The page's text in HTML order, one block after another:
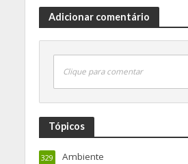
Adicionar comentário
Clique para comentar
Tópicos
Ambiente
329